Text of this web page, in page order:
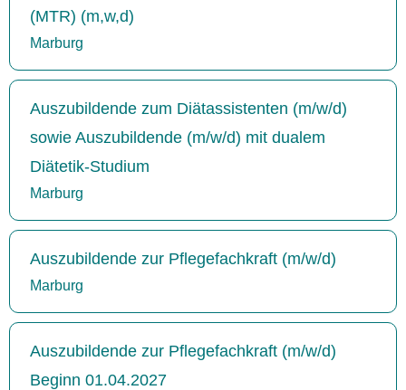
(MTR) (m,w,d)
Marburg
Auszubildende zum Diätassistenten (m/w/d)
sowie Auszubildende (m/w/d) mit dualem
Diätetik-Studium
Marburg
Auszubildende zur Pflegefachkraft (m/w/d)
Marburg
Auszubildende zur Pflegefachkraft (m/w/d)
Beginn 01.04.2027